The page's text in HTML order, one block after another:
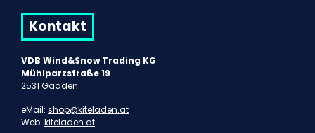
Kontakt
VDB Wind&Snow Trading KG
Mühlparzstraße 19
2531 Gaaden
eMail: shop@kiteladen.at
Web: kiteladen.at